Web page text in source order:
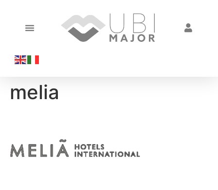
melia